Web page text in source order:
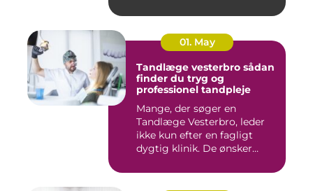
01. May
Tandlæge vesterbro sådan
finder du tryg og
professionel tandpleje
Mange, der søger en
Tandlæge Vesterbro, leder
ikke kun efter en fagligt
dygtig klinik. De ønsker